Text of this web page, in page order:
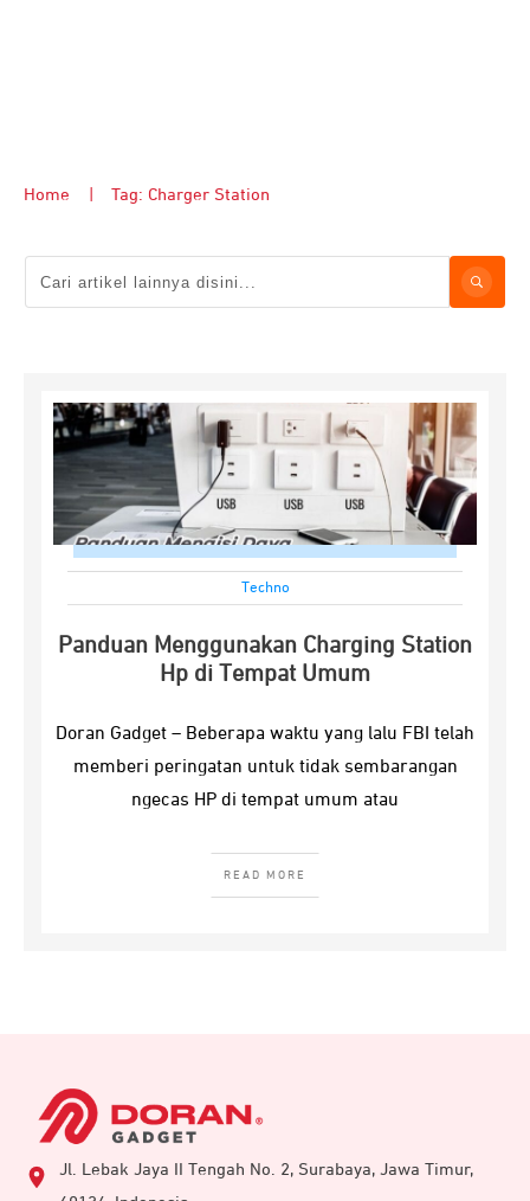
Home Tag: Charger Station
Techno
Panduan Menggunakan Charging Station
Hp di Tempat Umum
Doran Gadget – Beberapa waktu yang lalu FBI telah
memberi peringatan untuk tidak sembarangan
ngecas HP di tempat umum atau
READ MORE
Jl. Lebak Jaya II Tengah No. 2, Surabaya, Jawa Timur,